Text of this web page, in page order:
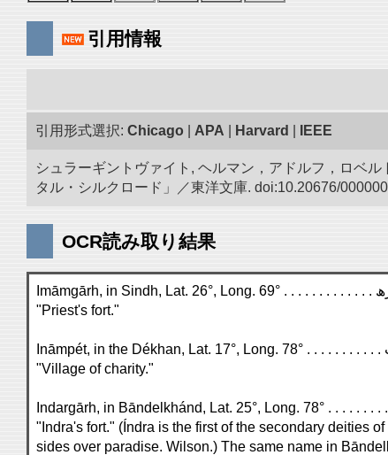
引用情報
引用形式選択: Chicago APA Harvard IEEE
シュラーギントヴァイト, ヘルマン，アドルフ，ロベ
タル・シルクロード」／東洋文庫. doi:10.20676/
OCR読み取り結果
"Priest's fort."
"Village of charity."
"Indra's fort." (Índra is the first of the secondary deities
sides over paradise. Wilson.) The same name in